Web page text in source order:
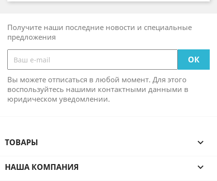
Получите наши последние новости и специальные
предложения
Вы можете отписаться в любой момент. Для этого
воспользуйтесь нашими контактными данными в
юридическом уведомлении.
ТОВАРЫ 
НАША КОМПАНИЯ 